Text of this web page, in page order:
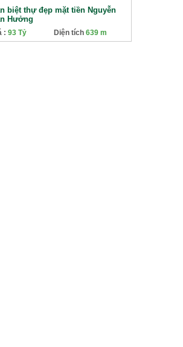
biệt thự đẹp mặt tiền Nguyễn
Hưởng
: 93 Tỷ Diện tích 639 m